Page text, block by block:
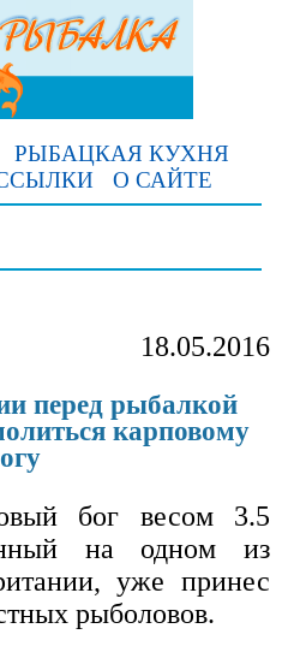
РЫБАЦКАЯ КУХНЯ
О САЙТЕ
18.05.2016
перед рыбалкой
карповому
бог весом 3.5
на одном из
уже принес
рыболовов.